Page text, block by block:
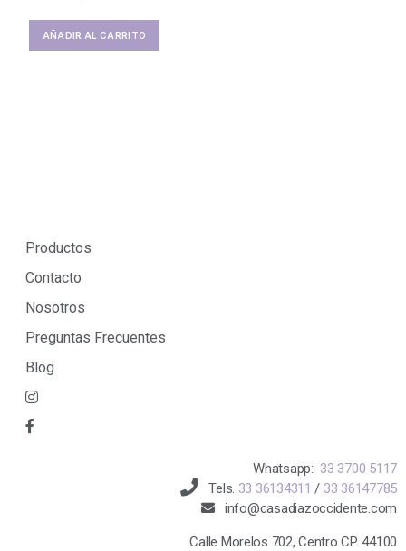
AÑADIR AL CARRITO
Productos
Contacto
Nosotros
Preguntas Frecuentes
Blog
Whatsapp: 33 3700 5117
Tels. 33 36134311 / 33 36147785
info@casadiazoccidente.com
Calle Morelos 702, Centro CP. 44100